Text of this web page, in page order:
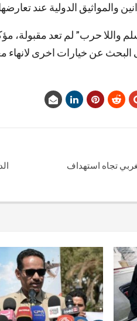
والمواثيق الدولية عند
واللا حرب” لم تعد مقبولة،
البحث عن خيارات اخرى لانهاء
تجاه استهداف